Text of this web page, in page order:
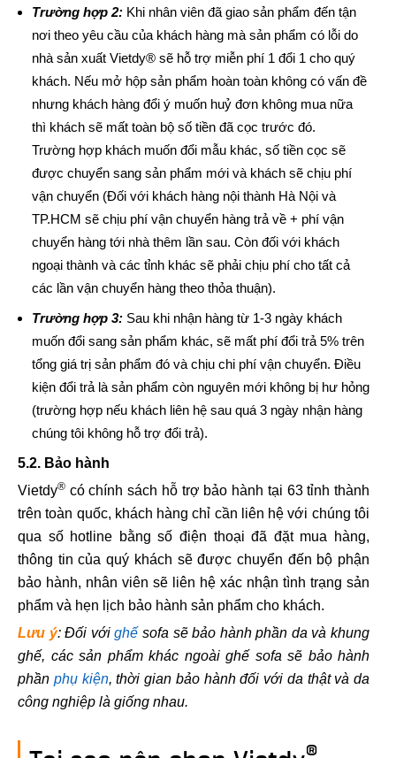
Trường hợp 2: Khi nhân viên đã giao sản phẩm đến tận
nơi theo yêu cầu của khách hàng mà sản phẩm có lỗi do
nhà sản xuất Vietdy® sẽ hỗ trợ miễn phí 1 đổi 1 cho quý
khách. Nếu mở hộp sản phẩm hoàn toàn không có vấn đề
nhưng khách hàng đổi ý muốn huỷ đơn không mua nữa
thì khách sẽ mất toàn bộ số tiền đã cọc trước đó.
Trường hợp khách muốn đổi mẫu khác, số tiền cọc sẽ
được chuyển sang sản phẩm mới và khách sẽ chịu phí
vận chuyển (Đối với khách hàng nội thành Hà Nội và
TP.HCM sẽ chịu phí vận chuyển hàng trả về + phí vận
chuyển hàng tới nhà thêm lần sau. Còn đối với khách
ngoại thành và các tỉnh khác sẽ phải chịu phí cho tất cả
các lần vận chuyển hàng theo thỏa thuận).
Trường hợp 3: Sau khi nhận hàng từ 1-3 ngày khách
muốn đổi sang sản phẩm khác, sẽ mất phí đổi trả 5% trên
tổng giá trị sản phẩm đó và chịu chi phí vận chuyển. Điều
kiện đổi trả là sản phẩm còn nguyên mới không bị hư hỏng
(trường hợp nếu khách liên hệ sau quá 3 ngày nhận hàng
chúng tôi không hỗ trợ đổi trả).
5.2. Bảo hành
Vietdy® có chính sách hỗ trợ bảo hành tại 63 tỉnh thành
trên toàn quốc, khách hàng chỉ cần liên hệ với chúng tôi
qua số hotline bằng số điện thoại đã đặt mua hàng,
thông tin của quý khách sẽ được chuyển đến bộ phận
bảo hành, nhân viên sẽ liên hệ xác nhận tình trạng sản
phẩm và hẹn lịch bảo hành sản phẩm cho khách.
Lưu ý: Đối vớighế sofa sẽ bảo hành phần da và khung
ghế, các sản phẩm khác ngoài ghế sofa sẽ bảo hành
phần phụ kiện, thời gian bảo hành đối với da thật và da
công nghiệp là giống nhau.